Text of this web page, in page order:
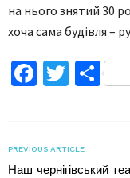
на нього знятий 30
хоча сама будівля –
Facebook
Twitter
PREVIOUS ARTICLE
Наш чернігівський